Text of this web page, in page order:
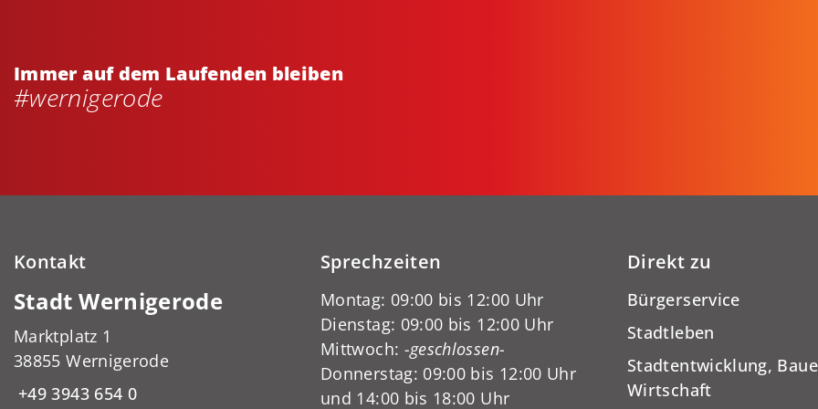
Immer auf dem Laufenden bleiben
#wernigerode
Kontakt
Stadt Wernigerode
Marktplatz 1
38855 Wernigerode
+49 3943 654 0
Sprechzeiten
Montag: 09:00 bis 12:00 Uhr
Dienstag: 09:00 bis 12:00 Uhr
Mittwoch: -geschlossen-
Donnerstag: 09:00 bis 12:00 Uhr
und 14:00 bis 18:00 Uhr
Direkt zu
Bürgerservice
Stadtleben
Stadtentwicklung,
Wirtschaft